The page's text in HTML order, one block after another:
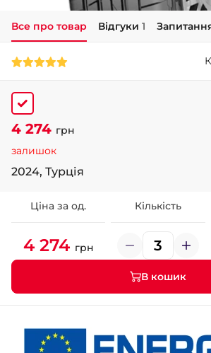
+38
+38
Все про товар Відгуки 1
4 274 грн
залишок
2024, Турція
Ціна за од. Кількість
4 274 грн
В кошик